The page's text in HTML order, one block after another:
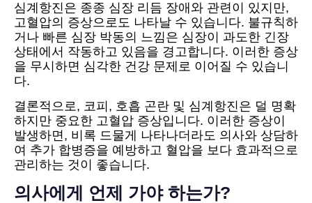
심계항진은 종종 심장 리듬 장애와 관련이 있지만,
고혈압의 증상으로도 나타날 수 있습니다. 불규칙하
거나 빠른 심장 박동의 느낌은 심장이 과도한 긴장
상태에서 작동하고 있음을 경고합니다. 이러한 증상
을 무시하면 심각한 건강 문제로 이어질 수 있습니
다.
결론적으로, 코피, 호흡 곤란 및 심계항진은 덜 명확
하지만 중요한 고혈압 증상입니다. 이러한 증상이
발생하면, 비록 드물게 나타나더라도 의사와 상담하
여 추가 합병증을 예방하고 혈압을 보다 효과적으로
관리하는 것이 좋습니다.
의사에게 언제 가야 하는가?